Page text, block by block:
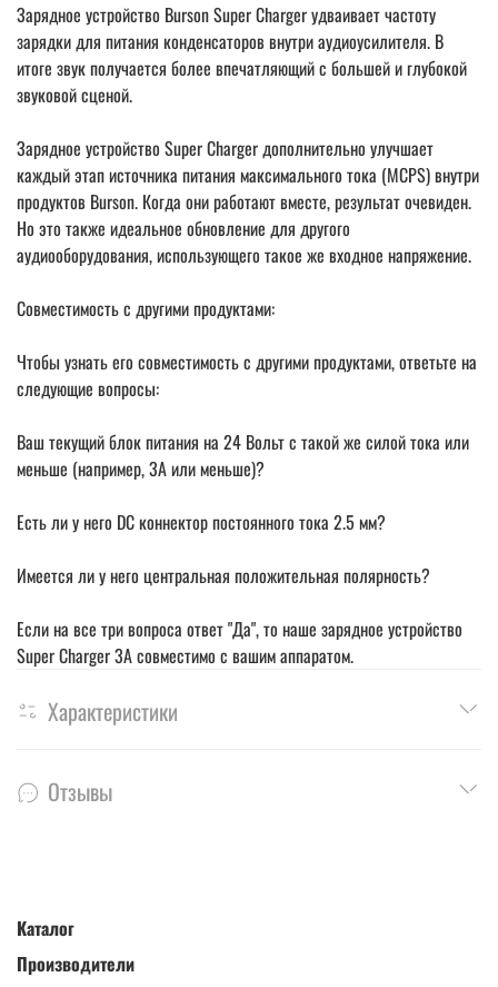
Зарядное устройство Burson Super Charger удваивает частоту
зарядки для питания конденсаторов внутри аудиоусилителя. В
итоге звук получается более впечатляющий с большей и глубокой
звуковой сценой.
Зарядное устройство Super Charger дополнительно улучшает
каждый этап источника питания максимального тока (MCPS) внутри
продуктов Burson. Когда они работают вместе, результат очевиден.
Но это также идеальное обновление для другого
аудиооборудования, использующего такое же входное напряжение.
Совместимость с другими продуктами:
Чтобы узнать его совместимость с другими продуктами, ответьте на
следующие вопросы:
Ваш текущий блок питания на 24 Вольт с такой же силой тока или
меньше (например, 3А или меньше)?
Есть ли у него DC коннектор постоянного тока 2.5 мм?
Имеется ли у него центральная положительная полярность?
Если на все три вопроса ответ "Да", то наше зарядное устройство
Super Charger 3A совместимо с вашим аппаратом.
Характеристики
Отзывы
Каталог
Производители